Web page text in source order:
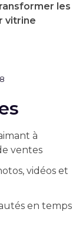
les
vitrine
à
ventes
vidéos et
en temps